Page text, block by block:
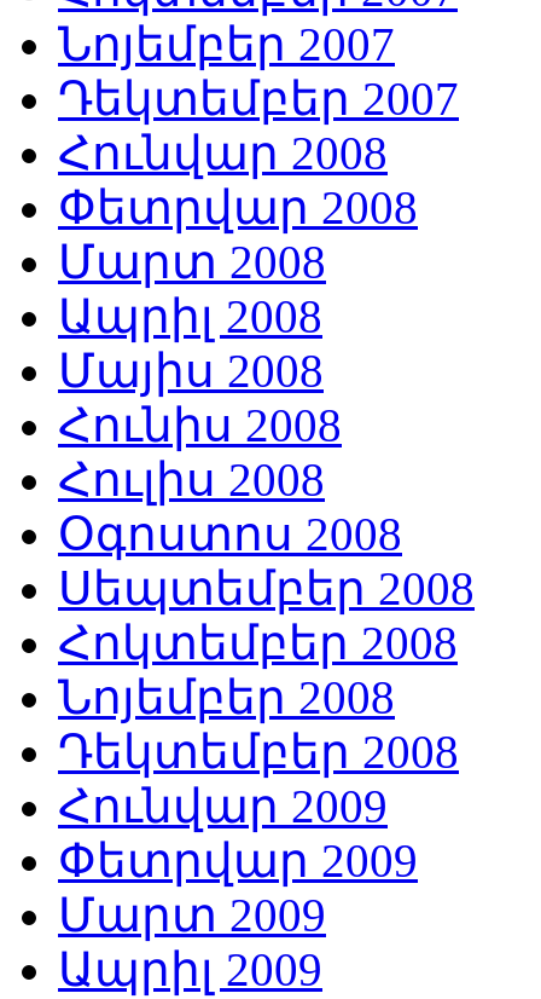
Նոյեմբեր 2007
Դեկտեմբեր 2007
Հունվար 2008
Փետրվար 2008
Մարտ 2008
Ապրիլ 2008
Մայիս 2008
Հունիս 2008
Հուլիս 2008
Օգոստոս 2008
Սեպտեմբեր 2008
Հոկտեմբեր 2008
Նոյեմբեր 2008
Դեկտեմբեր 2008
Հունվար 2009
Փետրվար 2009
Մարտ 2009
Ապրիլ 2009